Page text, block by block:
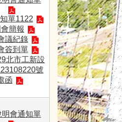
單1122
簡報
議紀錄
簽到單
北市工新設
號
函
明會通知單